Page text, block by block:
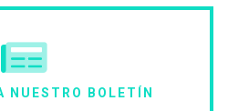
NUESTRO BOLETÍN